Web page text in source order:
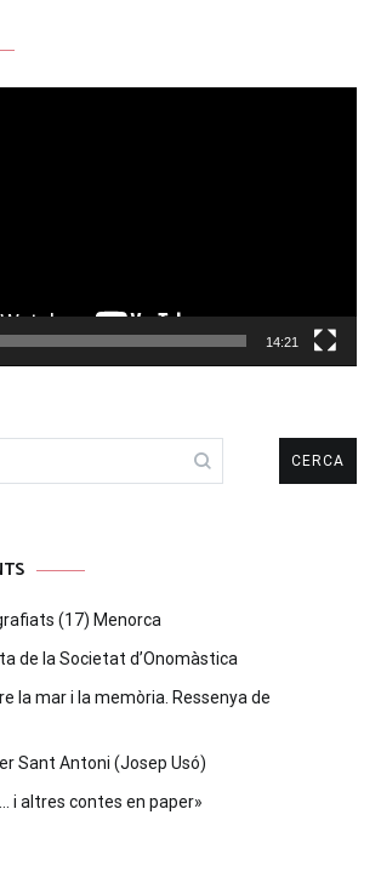
14:21
(17) Menorca
de la Societat d’Onomàstica
la mar i la memòria. Ressenya de
Sant Antoni (Josep Usó)
i altres contes en paper»